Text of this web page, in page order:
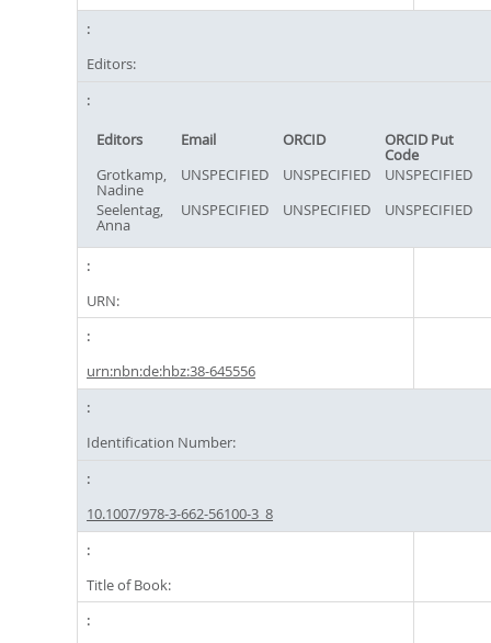
Editors:
Editors Email ORCID ORCID Put
Code
Grotkamp,
Nadine
UNSPECIFIED UNSPECIFIED
UNSPECIFIED
Seelentag,
Anna
UNSPECIFIED UNSPECIFIED UNSPECIFIED
URN:
urn:nbn:de:hbz:38-645556
Identification Number:
10.1007/978-3-662-56100-3_8
Title of Book: